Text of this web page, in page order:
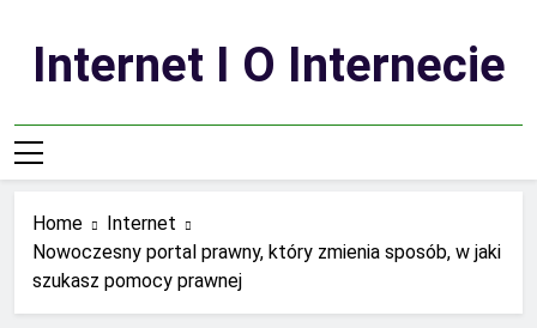
contentInternet I O Internecie
Home
Internet
Nowoczesny portal prawny, który zmienia sposób, w jaki
szukasz pomocy prawnej